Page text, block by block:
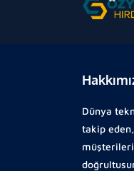
Dünya
takip